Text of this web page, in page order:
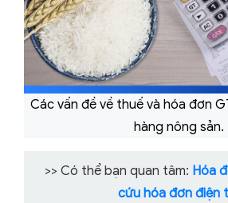
Các vấn đề về thuế và hóa đơn
hàng nông sản.
>> Có thể bạn quan tâm: Hóa
cứu hóa đơn điện